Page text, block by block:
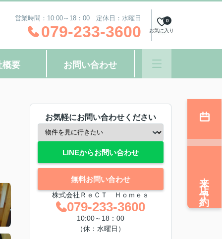
営業時間：10:00～18：00 定休日：水曜日
079-233-3600 お気に入り
0
概要 お問い合わせ
お気軽にお問い合わせください
LINEからお問い合わせ
無料お問い合わせ
株式会社ＲｅＣＴ Ｈｏｍｅｓ
079-233-3600
10:00～18：00
（休：水曜日）
来店予約